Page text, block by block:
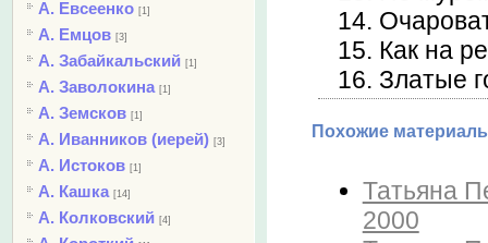
А. Евсеенко [1]
А. Емцов [3]
А. Забайкальский [1]
А. Заволокина [1]
А. Земсков [1]
А. Иванников (иерей) [3]
А. Истоков [1]
А. Кашка [14]
А. Колковский [4]
14.
15. Как на
16. Златые
Похожие
Татьяна
2000